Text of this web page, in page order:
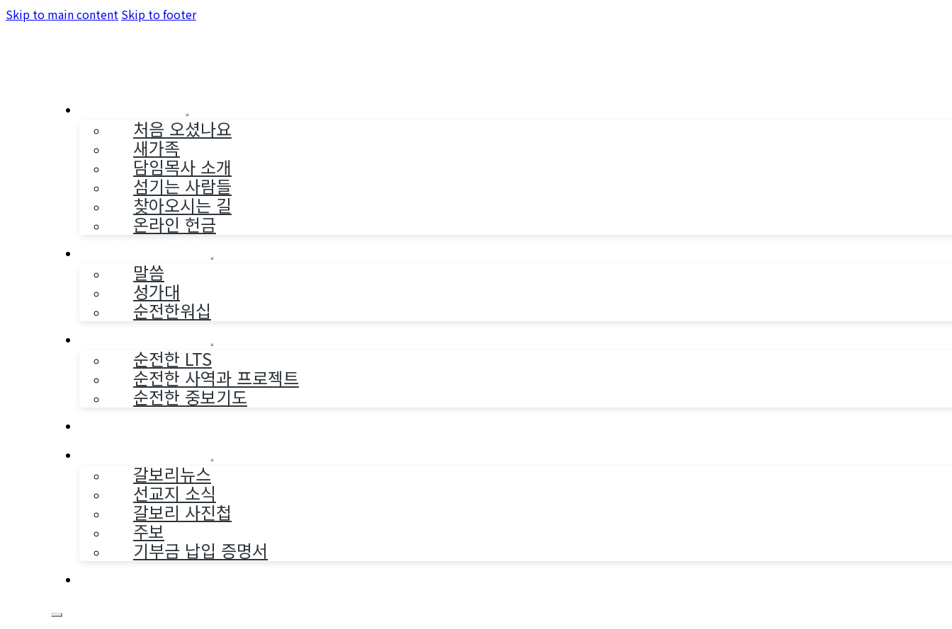
Skip to main content Skip to footer
처음 오셨나요
새가족
담임목사 소개
섬기는 사람들
찾아오시는 길
온라인 헌금
말씀
성가대
순전한워십
순전한 LTS
순전한 사역과 프로젝트
순전한 중보기도
갈보리뉴스
선교지 소식
갈보리 사진첩
주보
기부금 납입 증명서